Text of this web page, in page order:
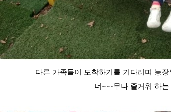
다른 가족들이 도착하기를 기다리며 농
너~~~무나 즐거워 하는